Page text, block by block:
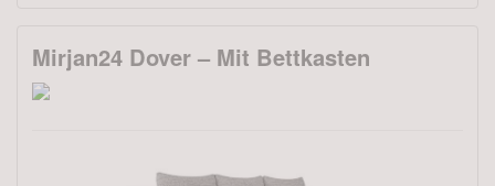
Mirjan24 Dover – Mit Bettkasten